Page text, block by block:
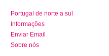
Portugal de norte a sul
Informações
Enviar Email
Sobre nós